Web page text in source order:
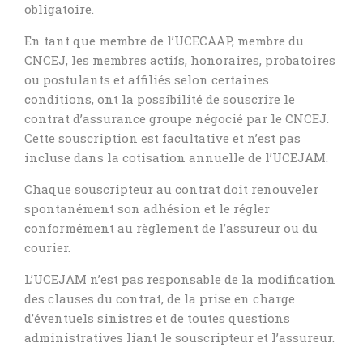
obligatoire.
En tant que membre de l’UCECAAP, membre du
CNCEJ, les membres actifs, honoraires, probatoires
ou postulants et affiliés selon certaines
conditions, ont la possibilité de souscrire le
contrat d’assurance groupe négocié par le CNCEJ.
Cette souscription est facultative et n’est pas
incluse dans la cotisation annuelle de l’UCEJAM.
Chaque souscripteur au contrat doit renouveler
spontanément son adhésion et le régler
conformément au règlement de l’assureur ou du
courier.
L’UCEJAM n’est pas responsable de la modification
des clauses du contrat, de la prise en charge
d’éventuels sinistres et de toutes questions
administratives liant le souscripteur et l’assureur.